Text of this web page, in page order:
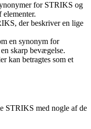
for STRIKS og
der beskriver en lige
en synonym for
skarp bevægelse.
kan betragtes som et
STRIKS med nogle af de